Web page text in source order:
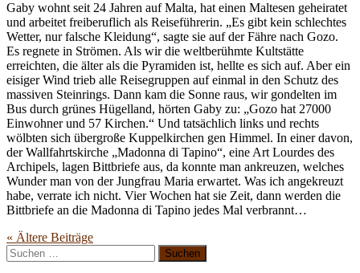
Gaby wohnt seit 24 Jahren auf Malta, hat einen Maltesen geheiratet
und arbeitet freiberuflich als Reiseführerin. „Es gibt kein schlechtes
Wetter, nur falsche Kleidung“, sagte sie auf der Fähre nach Gozo.
Es regnete in Strömen. Als wir die weltberühmte Kultstätte
erreichten, die älter als die Pyramiden ist, hellte es sich auf. Aber ein
eisiger Wind trieb alle Reisegruppen auf einmal in den Schutz des
massiven Steinrings. Dann kam die Sonne raus, wir gondelten im
Bus durch grünes Hügelland, hörten Gaby zu: „Gozo hat 27000
Einwohner und 57 Kirchen.“ Und tatsächlich links und rechts
wölbten sich übergroße Kuppelkirchen gen Himmel. In einer davon,
der Wallfahrtskirche „Madonna di Tapino“, eine Art Lourdes des
Archipels, lagen Bittbriefe aus, da konnte man ankreuzen, welches
Wunder man von der Jungfrau Maria erwartet. Was ich angekreuzt
habe, verrate ich nicht. Vier Wochen hat sie Zeit, dann werden die
Bittbriefe an die Madonna di Tapino jedes Mal verbrannt…
« Ältere Beiträge
Suchen
nach: